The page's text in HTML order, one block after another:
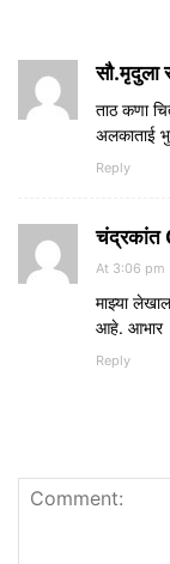
सौ.मृदुला
ताठ कणा
अलकाताई
Reply
चंद्रकांत
At 3:06 pm
माझ्या
आहे. आभार
Reply